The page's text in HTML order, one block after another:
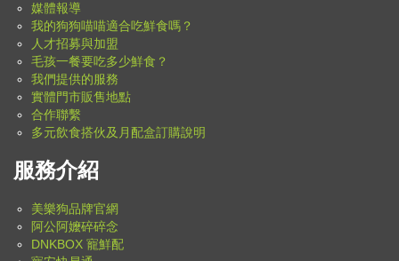
媒體報導
我的狗狗喵喵適合吃鮮食嗎？
人才招募與加盟
毛孩一餐要吃多少鮮食？
我們提供的服務
實體門市販售地點
合作聯繫
多元飲食搭伙及月配盒訂購說明
服務介紹
美樂狗品牌官網
阿公阿嬤碎碎念
DNKBOX 寵鮮配